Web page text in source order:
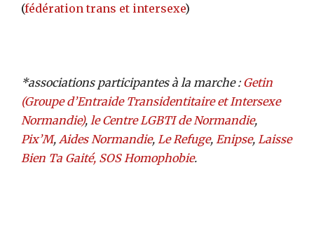
(fédération trans et intersexe)
*associations participantes à la marche : Getin
(Groupe d’Entraide Transidentitaire et Intersexe
Normandie), le Centre LGBTI de Normandie,
Pix’M, Aides Normandie, Le Refuge, Enipse, Laisse
Bien Ta Gaité, SOS Homophobie.